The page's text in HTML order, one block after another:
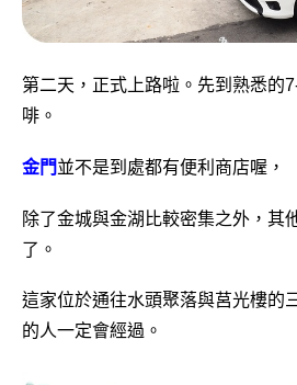
第二天，正式上路啦。先到熟悉的
啡。
金門並不是到處都有便利商店喔，
除了金城與金湖比較密集之外，其
了。
這家位於通往水頭聚落與莒光樓的
的人一定會經過。